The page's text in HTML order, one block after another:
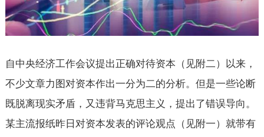
自中央经济工作会议提出正确对待资本（见附二）以来，
不少文章力图对资本作出一分为二的分析。但是一些论断
既脱离现实矛盾，又违背马克思主义，提出了错误导向。
某主流报纸昨日对资本发表的评论观点（见附一）就带有